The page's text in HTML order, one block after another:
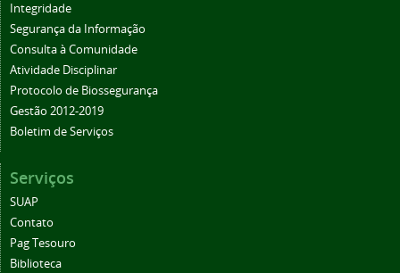
Integridade
Segurança da Informação
Consulta à Comunidade
Atividade Disciplinar
Protocolo de Biossegurança
Gestão 2012-2019
Boletim de Serviços
Serviços
SUAP
Contato
Pag Tesouro
Biblioteca